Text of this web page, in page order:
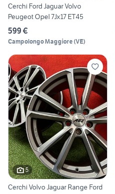
Cerchi Ford Jaguar Volvo
Peugeot Opel 7Jx17 ET45
599 €
Campolongo Maggiore(VE)
5
Cerchi Volvo Jaguar Range Ford